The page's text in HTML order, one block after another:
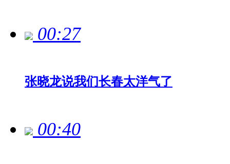
00:27
张晓龙说我们长春太洋气了
00:40